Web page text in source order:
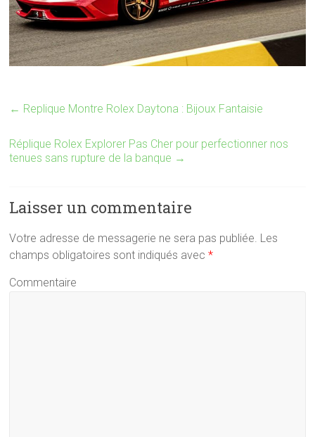
← Replique Montre Rolex Daytona : Bijoux Fantaisie
Réplique Rolex Explorer Pas Cher pour perfectionner nos
tenues sans rupture de la banque →
Laisser un commentaire
Votre adresse de messagerie ne sera pas publiée. Les
champs obligatoires sont indiqués avec*
Commentaire